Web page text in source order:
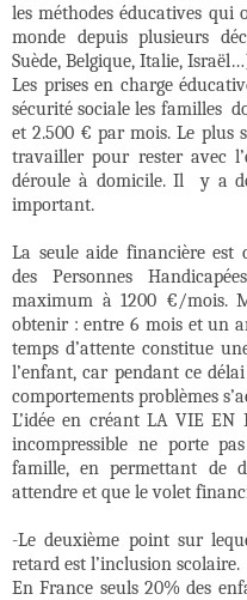
les méthodes éducatives
monde depuis plusieurs
Suède, Belgique, Italie,
Les prises en charge
sécurité sociale les familles
et 2.500 € par mois. Le plus
travailler pour rester avec
déroule à domicile. Il
y a
important.
La seule aide financière est
des Personnes
maximum à 1200 €/mois.
obtenir : entre 6 mois et un
temps d’attente constitue
l’enfant, car pendant ce
comportements problèmes
L’idée en créant LA VIE EN
incompressible ne porte
famille, en permettant de
attendre et que le volet
-Le deuxième point sur
retard est l’inclusion scolaire.
En France seuls 20% des